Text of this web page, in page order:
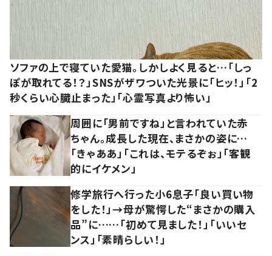
ソファの上で寝ていた愛猫。しかしよく見ると…「しっ
ぽが取れてる！？」SNSがザワついた光景に「ヒッ！」「2
秒くらい心臓止まった」「心霊写真より怖い」
周囲に「男前ですね」と言われていた赤
ちゃん。成長した現在、まさかの姿に…
「きゃああ」「これは、モテるぞぉ」「客観
的にイケメン」
修学旅行へ行った小6息子「良い買い物
をした！」→母が驚愕した“まさかの購入
品”に……「初めて見ました！」「いいセ
ンス」「素晴らしい！」